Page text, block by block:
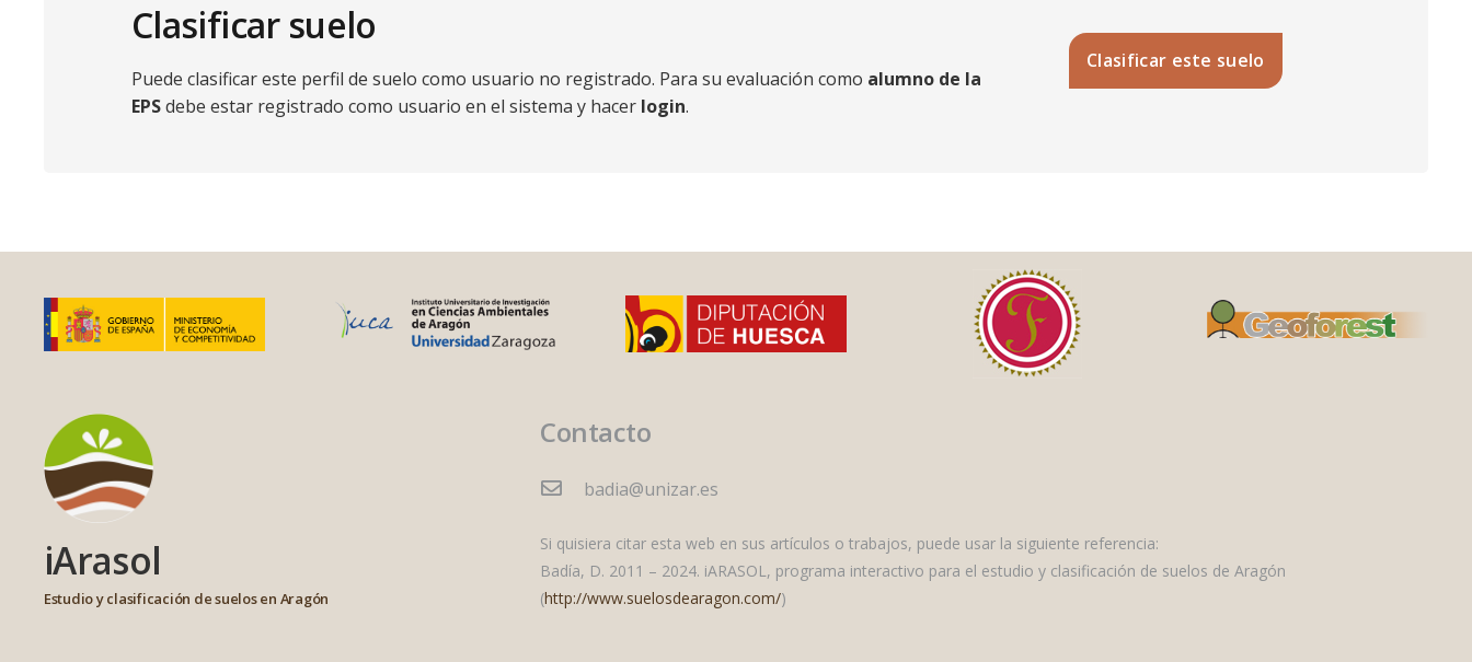
Clasificar suelo
Puede clasificar este perfil de suelo como usuario no registrado. Para su evaluación como alumno de la
EPSdebe estar registrado como usuario en el sistema y hacer login.
Clasificar este suelo
iArasol
Estudio y clasificación de suelos en Aragón
Contacto
badia@unizar.es
Si quisiera citar esta web en sus artículos o trabajos, puede usar la siguiente referencia:
Badía, D. 2011 – 2024. iARASOL, programa interactivo para el estudio y clasificación de suelos de Aragón
(http://www.suelosdearagon.com/)